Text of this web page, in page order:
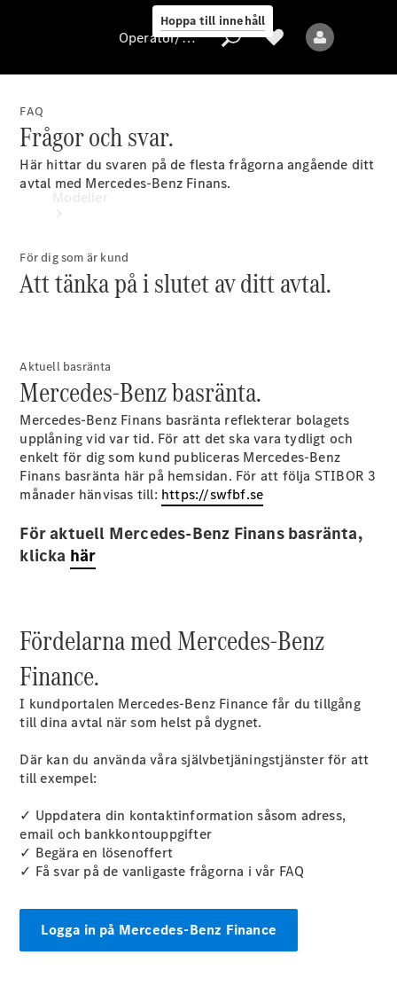
Hoppa till innehåll
Operatör/skydd
av
personuppgifter
Elektriska modeller
Sprinter
Alla
Sprinter
Sprinter
Chassi
Sprinter
Chassibil -
dubbelhytt
Sprinter
Flakbil
Konfigurator
Hitta din
återförsäljare
Operatör/skydd av personuppgifter
FAQ
Frågor och svar.
Här hittar du svaren på de flesta frågorna angående ditt
avtal med Mercedes-Benz Finans.
För dig som är kund
Att tänka på i slutet av ditt avtal.
Aktuell basränta
Mercedes-Benz basränta.
Mercedes-Benz Finans basränta reflekterar bolagets
upplåning vid var tid. För att det ska vara tydligt och
enkelt för dig som kund publiceras Mercedes-Benz
Finans basränta här på hemsidan. För att följa STIBOR 3
månader hänvisas till: https://swfbf.se
För aktuell Mercedes-Benz Finans basränta,
klicka här
Fördelarna med Mercedes-Benz
Finance.
I kundportalen Mercedes-Benz Finance får du tillgång
till dina avtal när som helst på dygnet.
Där kan du använda våra självbetjäningstjänster för att
till exempel:
✓ Uppdatera din kontaktinformation såsom adress,
email och bankkontouppgifter
✓ Begära en lösenoffert
✓ Få svar på de vanligaste frågorna i vår FAQ
Logga in på Mercedes-Benz Finance